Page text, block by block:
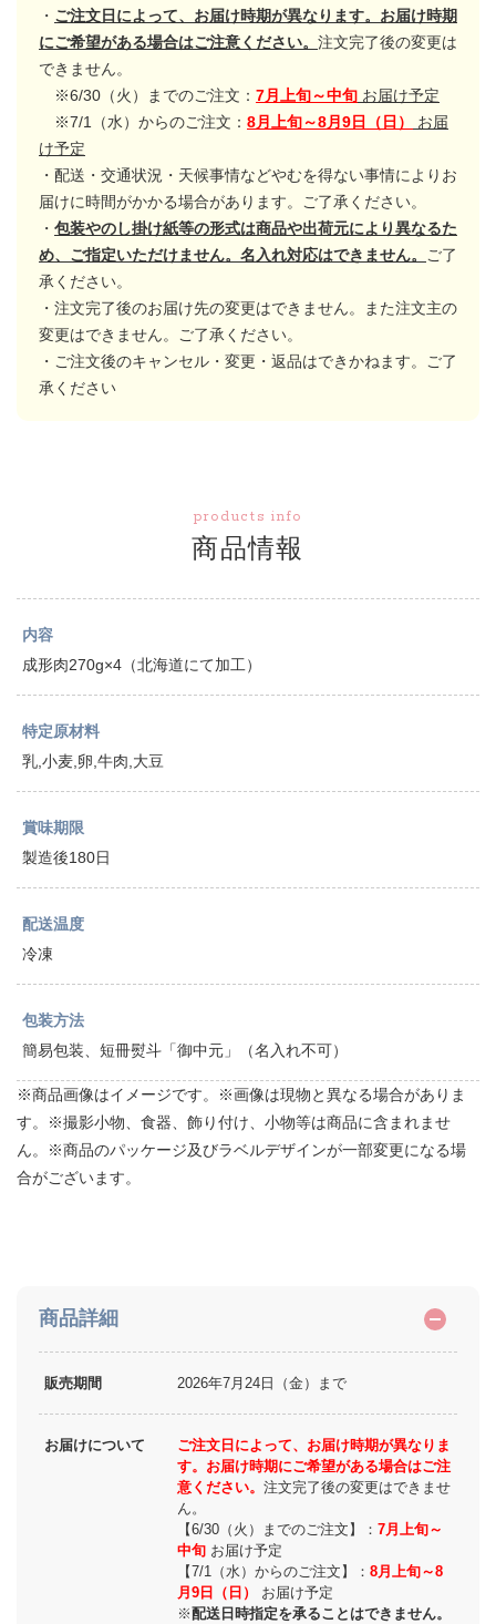
商品詳細
販売期間 2026年7月24日（金）まで
お届けについて
ご注文日によって、お届け時期が異なりま
す。お届け時期にご希望がある場合はご注
意ください。 注文完了後の変更はできませ
ん。
【6/30（火）までのご注文】： 7月上旬～
中旬 お届け予定
【7/1（水）からのご注文】： 8月上旬～8
月9日（日）
お届け予定
※配送日時指定を承ることはできません。
products info
商品情報
内容
成形肉270g×4（北海道にて加工）
特定原材料
乳,小麦,卵,牛肉,大豆
賞味期限
製造後180日
配送温度
冷凍
包装方法
簡易包装、短冊熨斗「御中元」（名入れ不可）
※商品画像はイメージです。※画像は現物と異なる場合がありま
す。※撮影小物、食器、飾り付け、小物等は商品に含まれませ
ん。※商品のパッケージ及びラベルデザインが一部変更になる場
合がございます。
・ ご注文日によって、お届け時期が異なります。お届け時期
にご希望がある場合はご注意ください。 注文完了後の変更は
できません。
※6/30（火）までのご注文： 7月上旬～中旬 お届け予定
※7/1（水）からのご注文： 8月上旬～8月9日（日）
お届
け予定
・配送・交通状況・天候事情などやむを得ない事情によりお
届けに時間がかかる場合があります。ご了承ください。
・ 包装やのし掛け紙等の形式は商品や出荷元により異なるた
め、ご指定いただけません。名入れ対応はできません。 ご了
承ください。
・注文完了後のお届け先の変更はできません。また注文主の
変更はできません。ご了承ください。
・ご注文後のキャンセル・変更・返品はできかねます。ご了
承ください